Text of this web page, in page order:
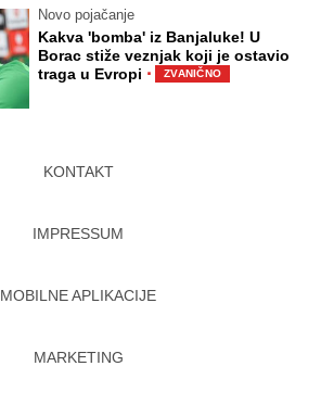
Novo pojačanje
Kakva 'bomba' iz Banjaluke! U
Borac stiže veznjak koji je ostavio
traga u Evropi · ZVANIČNO
KONTAKT
IMPRESSUM
MOBILNE APLIKACIJE
MARKETING